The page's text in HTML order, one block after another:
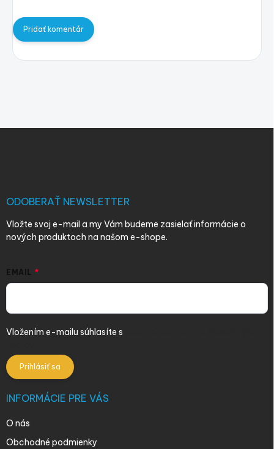
Pridať komentár
ODOBERAŤ NEWSLETTER
Vložte svoj e-mail a my Vám budeme zasielať informácie o
nových produktoch na našom e-shope.
EMAIL
Vložením e-mailu súhlasíte s
Prihlásiť sa
INFORMÁCIE PRE VÁS
O nás
Obchodné podmienky